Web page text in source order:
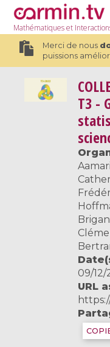
Mathématiqueset
Merci de nous
puissions
T3 -
09/12/
URL